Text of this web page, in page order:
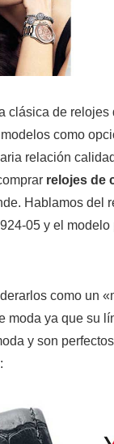
clásica de relojes
como
relación
relojes de
Hablamos del
05 y el
como un
moda ya que su
y son